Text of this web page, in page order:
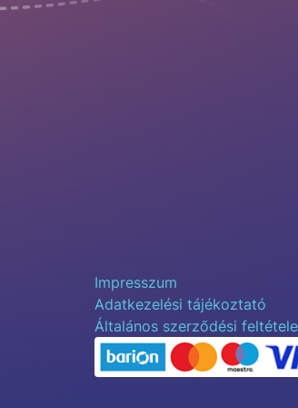
Impresszum
Adatkezelési tájékoztató
Általános szerződési